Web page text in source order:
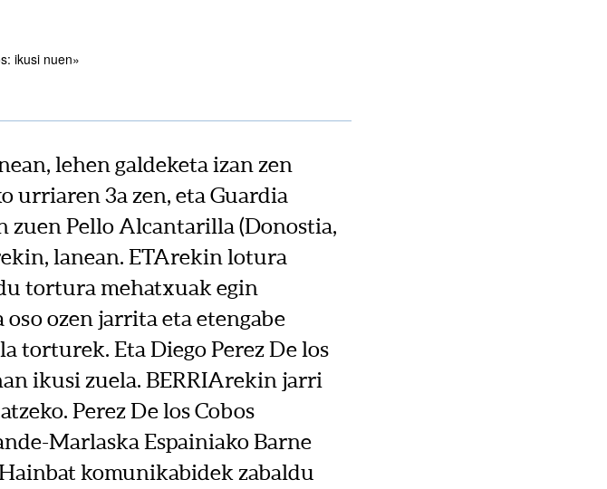
lehen galdeketa izan zen
urriaren 3a zen, eta Guardia
zuen Pello Alcantarilla (Donostia,
lanean. ETArekin lotura
tortura mehatxuak egin
ozen jarrita eta etengabe
torturek. Eta Diego Perez De los
ikusi zuela. BERRIArekin jarri
Perez De los Cobos
Marlaska Espainiako Barne
komunikabidek zabaldu